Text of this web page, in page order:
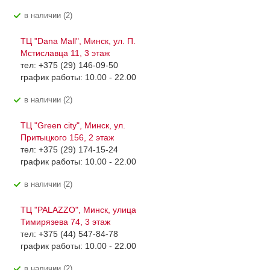
В наличии (2)
ТЦ "Dana Mall", Минск, ул. П.
Мстиславца 11, 3 этаж
тел: +375 (29) 146-09-50
график работы: 10.00 - 22.00
В наличии (2)
ТЦ "Green city", Минск, ул.
Притыцкого 156, 2 этаж
тел: +375 (29) 174-15-24
график работы: 10.00 - 22.00
В наличии (2)
ТЦ "PALAZZO", Минск, улица
Тимирязева 74, 3 этаж
тел: +375 (44) 547-84-78
график работы: 10.00 - 22.00